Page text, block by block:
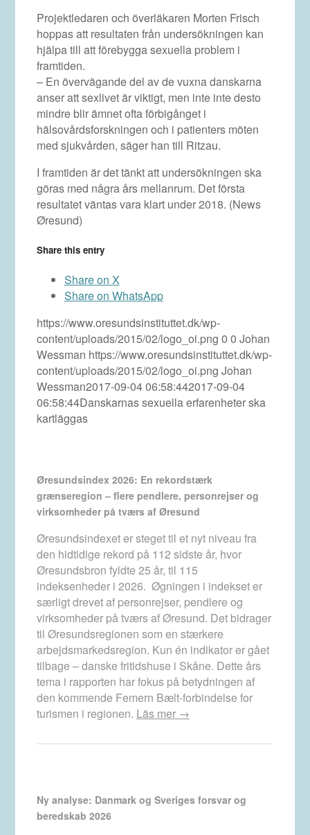
Projektledaren och överläkaren Morten Frisch
hoppas att resultaten från undersökningen kan
hjälpa till att förebygga sexuella problem i
framtiden.
– En övervägande del av de vuxna danskarna
anser att sexlivet är viktigt, men inte inte desto
mindre blir ämnet ofta förbigånget i
hälsovårdsforskningen och i patienters möten
med sjukvården, säger han till Ritzau.
I framtiden är det tänkt att undersökningen ska
göras med några års mellanrum. Det första
resultatet väntas vara klart under 2018. (News
Øresund)
Share this entry
Share on X
Share on WhatsApp
https://www.oresundsinstituttet.dk/wp-
content/uploads/2015/02/logo_oi.png 0 0 Johan
Wessman https://www.oresundsinstituttet.dk/wp-
content/uploads/2015/02/logo_oi.png Johan
Wessman2017-09-04 06:58:442017-09-04
06:58:44Danskarnas sexuella erfarenheter ska
kartläggas
Øresundsindex 2026: En rekordstærk
grænseregion – flere pendlere, personrejser og
virksomheder på tværs af Øresund
Øresundsindexet er steget til et nyt niveau fra
den hidtidige rekord på 112 sidste år, hvor
Øresundsbron fyldte 25 år, til 115
indeksenheder i 2026. Øgningen i indekset er
særligt drevet af personrejser, pendlere og
virksomheder på tværs af Øresund. Det bidrager
til Øresundsregionen som en stærkere
arbejdsmarkedsregion. Kun én indikator er gået
tilbage – danske fritidshuse i Skåne. Dette års
tema i rapporten har fokus på betydningen af
den kommende Femern Bælt-forbindelse for
turismen i regionen. Läs mer →
Ny analyse: Danmark og Sveriges forsvar og
beredskab 2026